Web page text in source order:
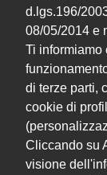
d.lgs.196/
08/05/2014 e
Ti informiamo
di terze parti,
cookie di
Cliccando su
visione